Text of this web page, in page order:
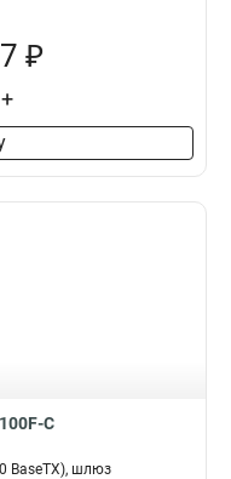
₽
+
C
BaseTX), шлюз